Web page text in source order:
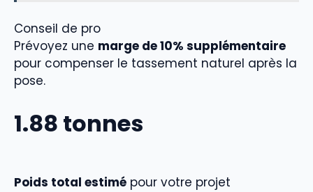
Conseil de pro
Prévoyez une marge de 10% supplémentaire
pour compenser le tassement naturel après la
pose.
1.88 tonnes
Poids total estimé pour votre projet